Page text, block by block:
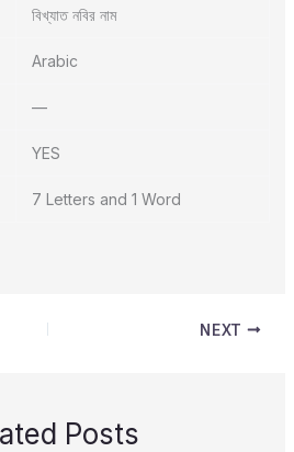
বিখ্যাত নবির নাম
Arabic
—
YES
7 Letters and 1 Word
NEXT
Posts